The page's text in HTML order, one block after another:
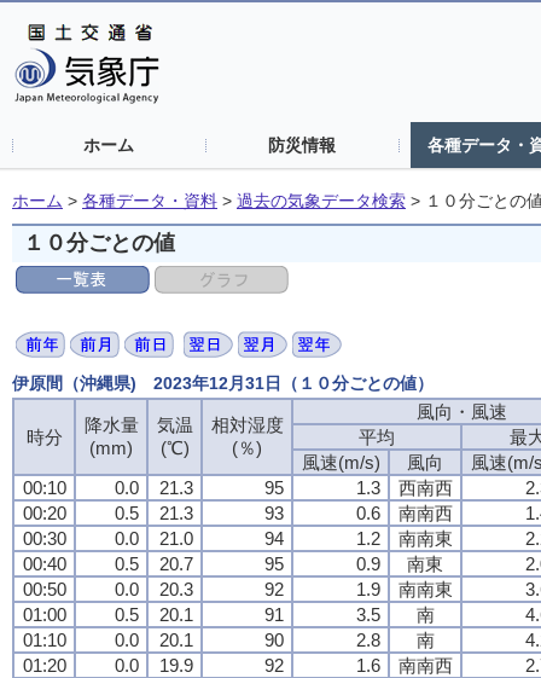
ホーム 防災情報 各種データ・
ホーム > 各種データ・資料 > 過去の気象データ検索 > １０分ごとの
１０分ごとの値
伊原間（沖縄県) 2023年12月31日（１０分ごとの値）
時分
降水量
(mm)
気温
(℃)
相対湿度
(％)
風向・風速
平均
最
風速(m/s)
風向
風速(m/
00:10
0.0 21.3 95 1.3 西南西
00:20
0.5 21.3 93 0.6 南南西
00:30
0.0 21.0 94 1.2 南南東
00:40
0.5 20.7 95 0.9 南東
00:50
0.0 20.3 92 1.9 南南東
01:00
0.5 20.1 91 3.5 南
01:10
0.0 20.1 90 2.8 南
01:20
0.0 19.9 92 1.6 南南西